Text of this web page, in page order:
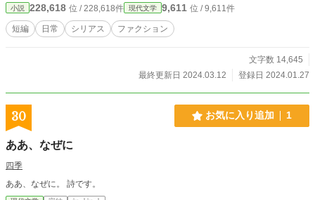
小説 228,618 位 / 228,618件 現代文学 9,611 位 / 9,611件
短編 日常 シリアス ファクション
文字数 14,645
最終更新日 2024.03.12
登録日 2024.01.27
30 お気に入り追加 1
ああ、なぜに
四季
ああ、なぜに。 詩です。